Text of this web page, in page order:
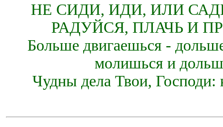
НЕ СИДИ, ИДИ, ИЛИ
РАДУЙСЯ, ПЛАЧЬ И
Больше двигаешься -
молишься и
Чудны дела Твои, Господи: